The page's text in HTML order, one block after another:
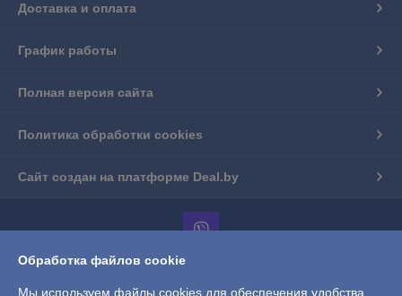
Доставка и оплата
График работы
Полная версия сайта
Политика обработки cookies
Сайт создан на платформе Deal.by
Информация для покупателя
Обработка файлов cookie
Мы используем файлы cookies для обеспечения удобства